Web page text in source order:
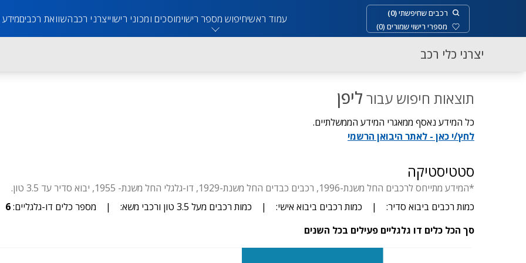
רכבים שחיפשתי(
0
)
מספרי רישוי שמורים (
0
)
עמוד ראשיחיפוש מספר רישוימוסכים ומכוני רישוייצרני רכבהשוואת רכביםמידע
יצרני כלי רכב
תוצאות חיפוש עבור ליפן
כל המידע נאסף ממאגרי המידע הממשלתיים.
לחץ/י כאן - לאתר היבואן הרשמי
סטטיסטיקה
*המידע מתייחס לרכבים החל משנת-1996, רכבים כבדים החל משנת-1929, דו-גלגלי החל משנת- 1955, יבוא סדיר עד 3.5 טון.
כמות רכבים ביבוא סדיר:
| כמות רכבים ביבוא אישי: | כמות רכבים מעל 3.5 טון ורכבי משא: | מספר כלים דו-גלגליים:6
סך הכל כלים דו גלגליים פעילים בכל השנים